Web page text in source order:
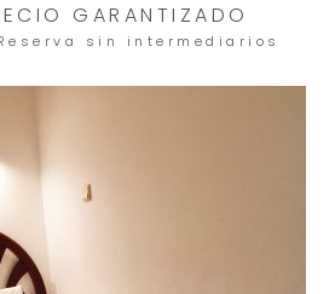
GARANTIZADO
sin intermediarios